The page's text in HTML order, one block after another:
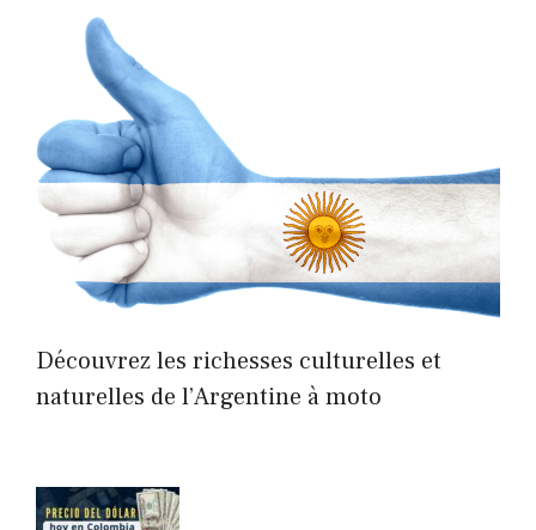
Découvrez les richesses culturelles et
naturelles de l’Argentine à moto